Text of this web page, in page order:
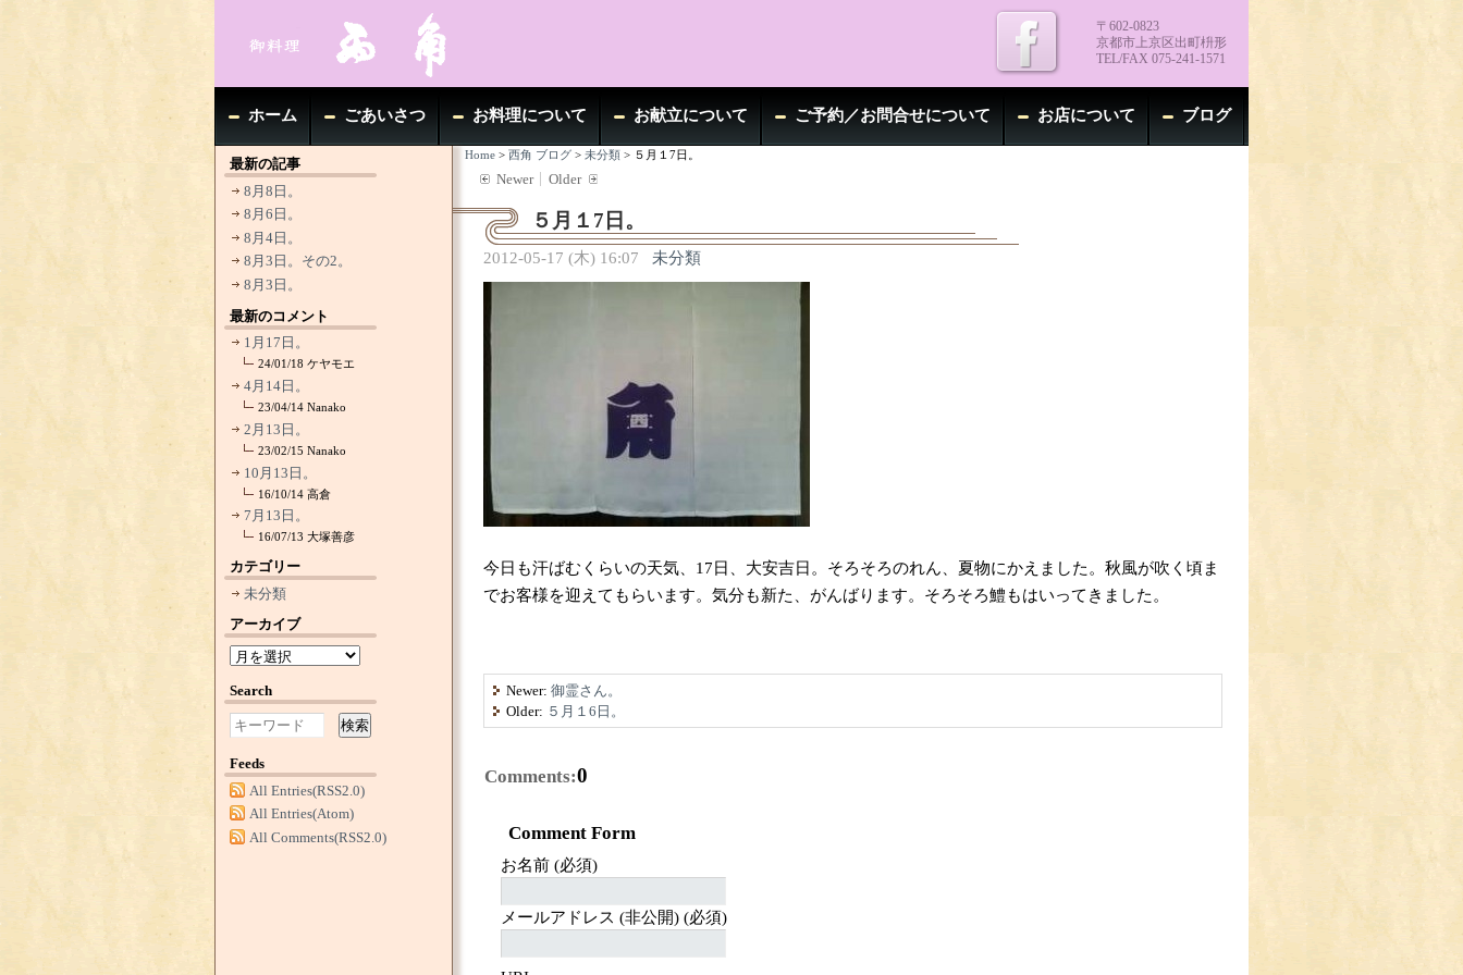
〒602-0823
京都市上京区出町枡形
TEL/FAX 075-241-1571
ホーム ごあいさつ お料理について お献立について ご予約／お問合せについて お店について ブログ
Home> 西角 ブログ> 未分類> ５月１7日。
Newer Older
５月１7日。
2012-05-17 (木) 16:07 未分類
今日も汗ばむくらいの天気、17日、大安吉日。そろそろのれん、夏物にかえました。秋風が吹く頃ま
でお客様を迎えてもらいます。気分も新た、がんばります。そろそろ鱧もはいってきました。
Newer:御霊さん。
Older: ５月１6日。
Comments:0
Comment Form
お名前 (必須)
メールアドレス (非公開) (必須)
最新の記事
8月8日。
8月6日。
8月4日。
8月3日。その2。
8月3日。
最新のコメント
1月17日。
24/01/18ケヤモエ
4月14日。
23/04/14Nanako
2月13日。
23/02/15Nanako
10月13日。
16/10/14高倉
7月13日。
16/07/13大塚善彦
カテゴリー
未分類
アーカイブ
Search
検索
Feeds
All Entries(RSS2.0)
All Entries(Atom)
All Comments(RSS2.0)